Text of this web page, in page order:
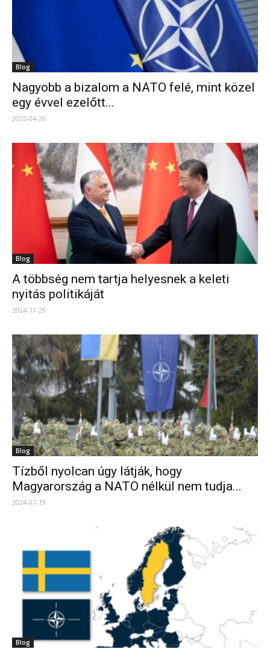
Blog
Nagyobb a bizalom a NATO felé, mint közel
egy évvel ezelőtt...
2025-04-20
Blog
A többség nem tartja helyesnek a keleti
nyitás politikáját
2024-11-29
Blog
Tízből nyolcan úgy látják, hogy
Magyarország a NATO nélkül nem tudja...
2024-07-19
Blog